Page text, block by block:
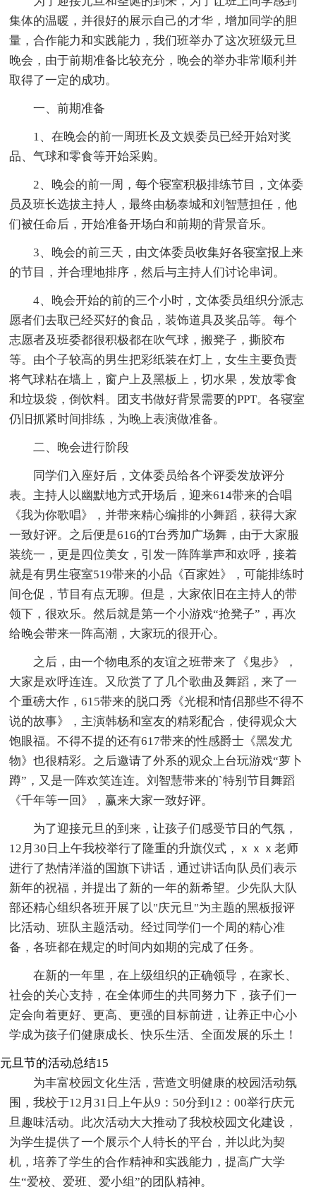
集体的温暖，并很好的展示自己的才华，增加同学的胆
量，合作能力和实践能力，我们班举办了这次班级元旦
晚会，由于前期准备比较充分，晚会的举办非常顺利并
取得了一定的成功。
一、前期准备
1、在晚会的前一周班长及文娱委员已经开始对奖
品、气球和零食等开始采购。
2、晚会的前一周，每个寝室积极排练节目，文体委
员及班长选拔主持人，最终由杨泰城和刘智慧担任，他
们被任命后，开始准备开场白和前期的背景音乐。
3、晚会的前三天，由文体委员收集好各寝室报上来
的节目，并合理地排序，然后与主持人们讨论串词。
4、晚会开始的前的三个小时，文体委员组织分派志
愿者们去取已经买好的食品，装饰道具及奖品等。每个
志愿者及班委都很积极都在吹气球，搬凳子，撕胶布
等。由个子较高的男生把彩纸装在灯上，女生主要负责
将气球粘在墙上，窗户上及黑板上，切水果，发放零食
和垃圾袋，倒饮料。团支书做好背景需要的PPT。各寝室
仍旧抓紧时间排练，为晚上表演做准备。
二、晚会进行阶段
同学们入座好后，文体委员给各个评委发放评分
表。主持人以幽默地方式开场后，迎来614带来的合唱
《我为你歌唱》，并带来精心编排的小舞蹈，获得大家
一致好评。之后便是616的T台秀加广场舞，由于大家服
装统一，更是四位美女，引发一阵阵掌声和欢呼，接着
就是有男生寝室519带来的小品《百家姓》，可能排练时
间仓促，节目有点无聊。但是，大家依旧在主持人的带
领下，很欢乐。然后就是第一个小游戏“抢凳子”，再次
给晚会带来一阵高潮，大家玩的很开心。
之后，由一个物电系的友谊之班带来了《鬼步》，
大家是欢呼连连。又欣赏了了几个歌曲及舞蹈，来了一
个重磅大作，615带来的脱口秀《光棍和情侣那些不得不
说的故事》，主演韩杨和室友的精彩配合，使得观众大
饱眼福。不得不提的还有617带来的性感爵士《黑发尤
物》也很精彩。之后邀请了外系的观众上台玩游戏“萝卜
蹲”，又是一阵欢笑连连。刘智慧带来的`特别节目舞蹈
《千年等一回》，赢来大家一致好评。
为了迎接元旦的到来，让孩子们感受节日的气氛，
12月30日上午我校举行了隆重的升旗仪式，ｘｘｘ老师
进行了热情洋溢的国旗下讲话，通过讲话向队员们表示
新年的祝福，并提出了新的一年的新希望。少先队大队
部还精心组织各班开展了以"庆元旦"为主题的黑板报评
比活动、班队主题活动。经过同学们一个周的精心准
备，各班都在规定的时间内如期的完成了任务。
在新的一年里，在上级组织的正确领导，在家长、
社会的关心支持，在全体师生的共同努力下，孩子们一
定会向着更好、更高、更强的目标前进，让养正中心小
学成为孩子们健康成长、快乐生活、全面发展的乐土！
元旦节的活动总结15
为丰富校园文化生活，营造文明健康的校园活动氛
围，我校于12月31日上午从9：50分到12：00举行庆元
旦趣味活动。此次活动大大推动了我校校园文化建设，
为学生提供了一个展示个人特长的平台，并以此为契
机，培养了学生的合作精神和实践能力，提高广大学
生“爱校、爱班、爱小组”的团队精神。